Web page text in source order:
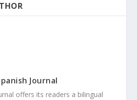
Journal
offers its readers a bilingual